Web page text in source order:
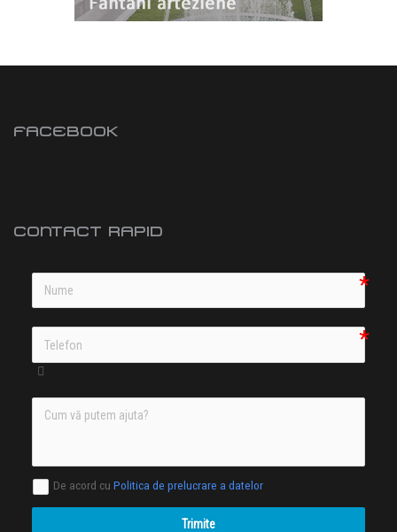
FACEBOOK
CONTACT RAPID
De acord cu Politica de prelucrare a datelor
Trimite